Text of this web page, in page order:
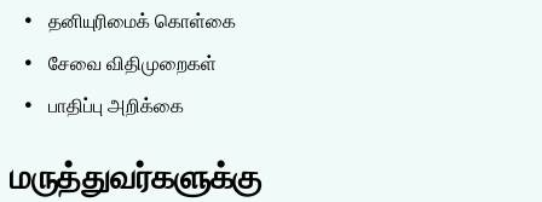
தனியுரிமைக் கொள்கை
சேவை விதிமுறைகள்
பாதிப்பு அறிக்கை
மருத்துவர்களுக்கு